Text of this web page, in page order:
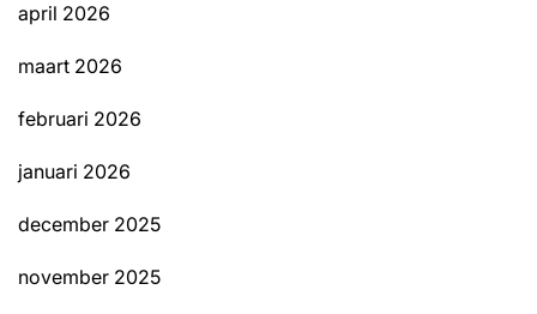
april 2026
maart 2026
februari 2026
januari 2026
december 2025
november 2025